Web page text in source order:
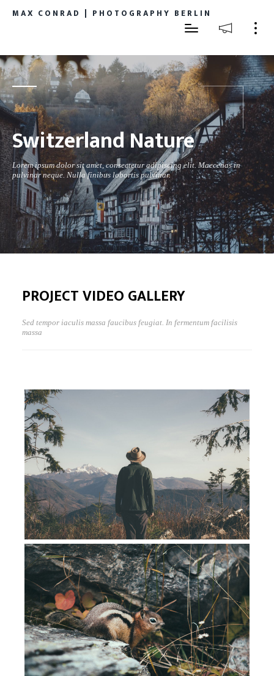
MAX CONRAD | PHOTOGRAPHY BERLIN
Switzerland Nature
Lorem ipsum dolor sit amet, consectetur adipiscing elit. Maecenas in
pulvinar neque. Nulla finibus lobortis pulvinar.
PROJECT VIDEO GALLERY
Sed tempor iaculis massa faucibus feugiat. In fermentum facilisis
massa